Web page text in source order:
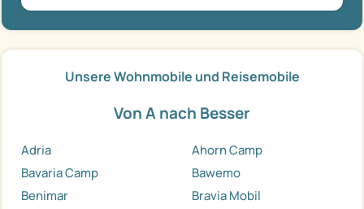
Unsere Wohnmobile und Reisemobile
Von A nach Besser
Adria
Ahorn Camp
Bavaria Camp
Bawemo
Benimar
Bravia Mobil